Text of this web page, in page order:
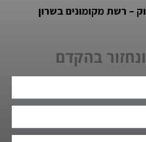
– רשת מקומונים בשרון
בהקדם